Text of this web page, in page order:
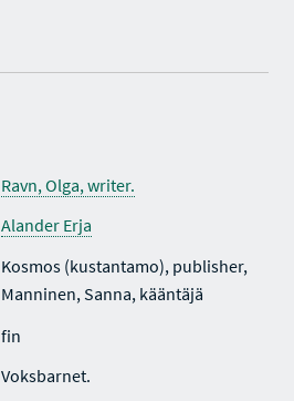
Ravn, Olga, writer.
Alander Erja
Kosmos (kustantamo), publisher,
Manninen, Sanna, kääntäjä
fin
Voksbarnet.